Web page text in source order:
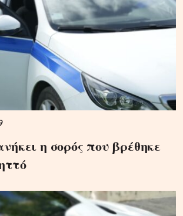
η σορός που βρέθηκε